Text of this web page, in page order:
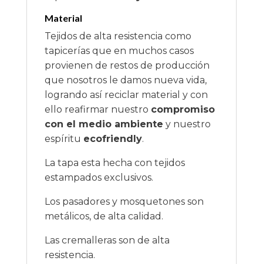
Material
Tejidos de alta resistencia como
tapicerías que en muchos casos
provienen de restos de producción
que nosotros le damos nueva vida,
logrando así reciclar material y con
ello reafirmar nuestro compromiso
con el medio ambiente y nuestro
espíritu ecofriendly.
La tapa esta hecha con tejidos
estampados exclusivos.
Los pasadores y mosquetones son
metálicos, de alta calidad.
Las cremalleras son de alta
resistencia.